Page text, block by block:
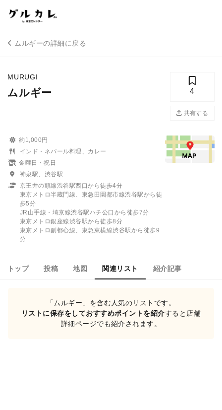
ムルギーの詳細に戻る
MURUGI
ムルギー 4
共有する
約1,000円
インド・ネパール料理、カレー
金曜日・祝日
神泉駅、渋谷駅
京王井の頭線渋谷駅西口から徒歩4分
東京メトロ半蔵門線、東急田園都市線渋谷駅から徒
歩5分
JR山手線・埼京線渋谷駅ハチ公口から徒歩7分
東京メトロ銀座線渋谷駅から徒歩8分
東京メトロ副都心線、東急東横線渋谷駅から徒歩9
分
トップ 投稿 地図 関連リスト 紹介記事
「ムルギー」を含む人気のリストです。
リストに保存をしておすすめポイントを紹介すると店舗
詳細ページでも紹介されます。